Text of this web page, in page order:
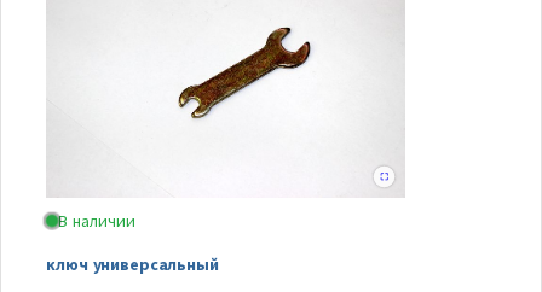
В наличии
ключ универсальный